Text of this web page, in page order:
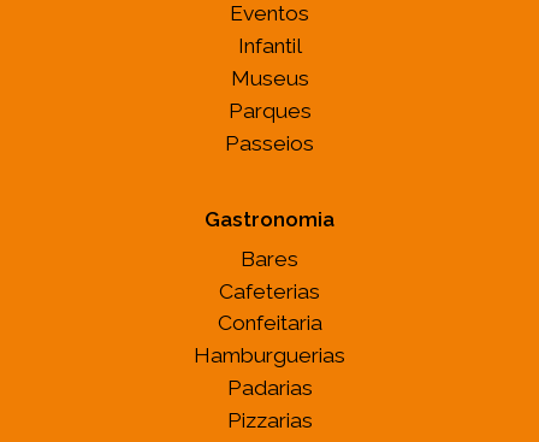
Eventos
Infantil
Museus
Parques
Passeios
Gastronomia
Bares
Cafeterias
Confeitaria
Hamburguerias
Padarias
Pizzarias